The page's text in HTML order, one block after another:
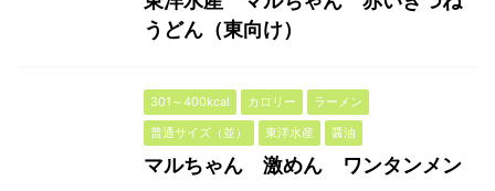
うどん（東向け）
301～400kcal カロリー
ラーメン
普通サイズ（並）
東洋水産 醤油
マルちゃん 激めん ワンタンメン